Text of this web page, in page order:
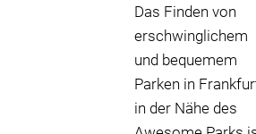
Das Finden von
erschwinglichem
und bequemem
Parken in
in der Nähe des